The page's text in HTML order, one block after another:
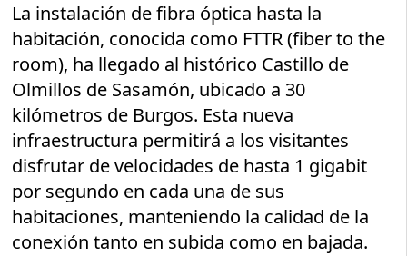
La instalación de fibra óptica hasta la
habitación, conocida como FTTR (fiber to the
room), ha llegado al histórico Castillo de
Olmillos de Sasamón, ubicado a 30
kilómetros de Burgos. Esta nueva
infraestructura permitirá a los visitantes
disfrutar de velocidades de hasta 1 gigabit
por segundo en cada una de sus
habitaciones, manteniendo la calidad de la
conexión tanto en subida como en bajada.